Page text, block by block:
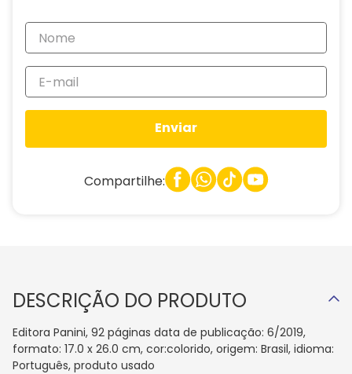
Enviar
Compartilhe:
DESCRIÇÃO DO PRODUTO
Editora Panini, 92 páginas data de publicação: 6/2019,
formato: 17.0 x 26.0 cm, cor:colorido, origem: Brasil, idioma:
Português, produto usado